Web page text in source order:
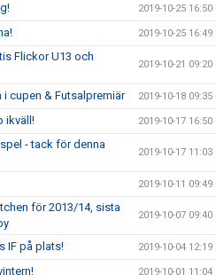
2019-10-25 16:50
2019-10-25 16:49
Flickor U13 och
2019-10-21 09:20
cupen & Futsalpremiär 2019-10-18 09:35
ikväll! 2019-10-17 16:50
- tack för denna
2019-10-17 11:03
2019-10-11 09:49
för 2013/14, sista
2019-10-07 09:40
IF på plats! 2019-10-04 12:19
2019-10-01 11:04